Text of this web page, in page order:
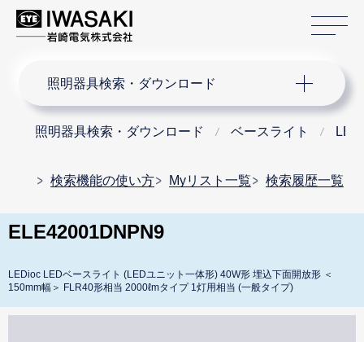
照明器具検索・ダウンロード
照明器具検索・ダウンロード ベースライト
検索機能の使い方 Myリスト一覧 検索履歴一覧
ELE42001DNPN9
LEDioc LEDベースライト (LEDユニット一体形) 40W形 埋込下面開放形 ＜
150mm幅＞ FLR40形相当 2000ℓmタイプ 1灯用相当 (一般タイプ)